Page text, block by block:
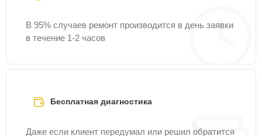
В 95% случаев ремонт производится в день заявки
в течение 1-2 часов
Бесплатная диагностика
Даже если клиент передумал или решил обратится